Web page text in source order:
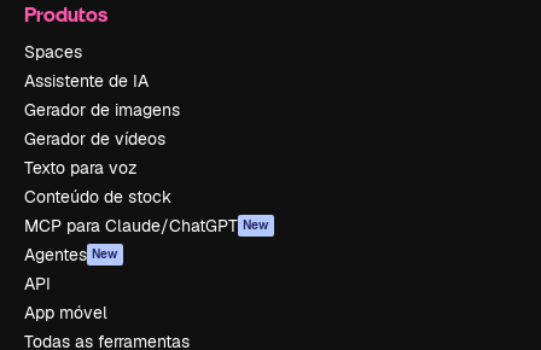
Produtos
Spaces
Assistente de IA
Gerador de imagens
Gerador de vídeos
Texto para voz
Conteúdo de stock
MCP para Claude/ChatGPT New
Agentes New
API
App móvel
Todas as ferramentas